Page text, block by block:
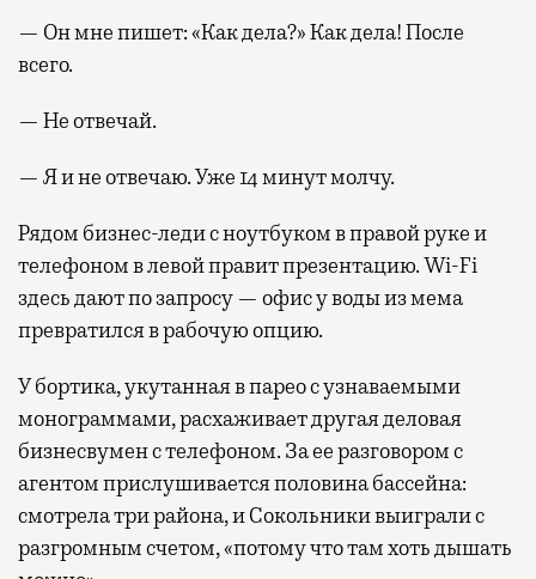
— Он мне пишет: «Как дела?» Как дела! После
всего.
— Не отвечай.
— Я и не отвечаю. Уже 14 минут молчу.
Рядом бизнес-леди с ноутбуком в правой руке и
телефоном в левой правит презентацию. Wi-Fi
здесь дают по запросу — офис у воды из мема
превратился в рабочую опцию.
У бортика, укутанная в парео с узнаваемыми
монограммами, расхаживает другая деловая
бизнесвумен с телефоном. За ее разговором с
агентом прислушивается половина бассейна:
смотрела три района, и Сокольники выиграли с
разгромным счетом, «потому что там хоть дышать